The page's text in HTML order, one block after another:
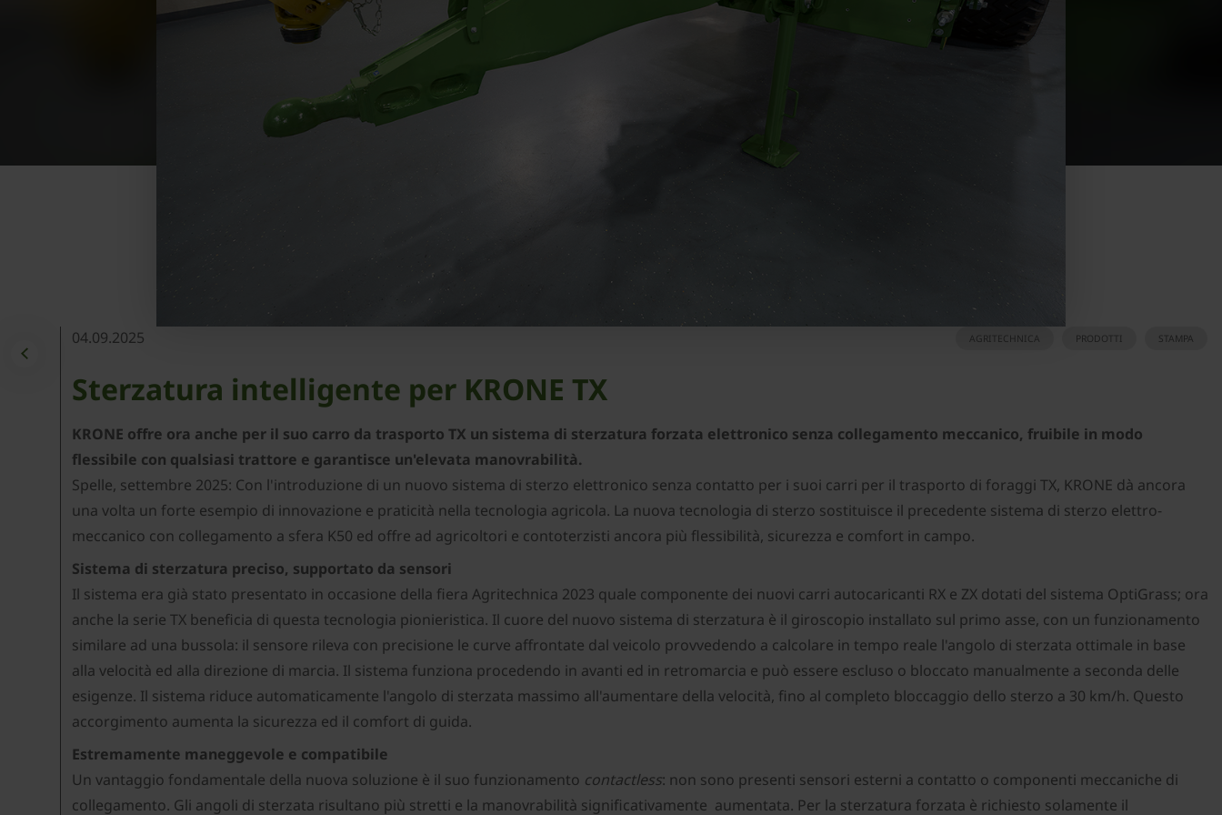
04.09.2025 STAMPA
PRODOTTI
AGRITECHNICA
Sterzatura intelligente per KRONE TX
KRONE offre ora anche per il suo carro da trasporto TX un sistema di sterzatura forzata elettronico senza collegamento meccanico, fruibile in modo
flessibile con qualsiasi trattore e garantisce un'elevata manovrabilità.
Spelle, settembre 2025: Con l'introduzione di un nuovo sistema di sterzo elettronico senza contatto per i suoi carri per il trasporto di foraggi TX, KRONE dà ancora
una volta un forte esempio di innovazione e praticità nella tecnologia agricola. La nuova tecnologia di sterzo sostituisce il precedente sistema di sterzo elettro-
meccanico con collegamento a sfera K50 ed offre ad agricoltori e contoterzisti ancora più flessibilità, sicurezza e comfort in campo.
Sistema di sterzatura preciso, supportato da sensori
Il sistema era già stato presentato in occasione della fiera Agritechnica 2023 quale componente dei nuovi carri autocaricanti RX e ZX dotati del sistema OptiGrass; ora
anche la serie TX beneficia di questa tecnologia pionieristica. Il cuore del nuovo sistema di sterzatura è il giroscopio installato sul primo asse, con un funzionamento
similare ad una bussola: il sensore rileva con precisione le curve affrontate dal veicolo provvedendo a calcolare in tempo reale l'angolo di sterzata ottimale in base
alla velocità ed alla direzione di marcia. Il sistema funziona procedendo in avanti ed in retromarcia e può essere escluso o bloccato manualmente a seconda delle
esigenze. Il sistema riduce automaticamente l'angolo di sterzata massimo all'aumentare della velocità, fino al completo bloccaggio dello sterzo a 30 km/h. Questo
accorgimento aumenta la sicurezza ed il comfort di guida.
Estremamente maneggevole e compatibile
Un vantaggio fondamentale della nuova soluzione è il suo funzionamento contactless: non sono presenti sensori esterni a contatto o componenti meccaniche di
collegamento. Gli angoli di sterzata risultano più stretti e la manovrabilità significativamente aumentata. Per la sterzatura forzata è richiesto solamente il